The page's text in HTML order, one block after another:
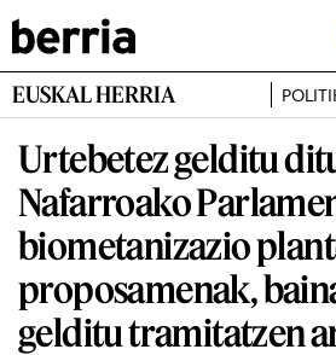
EUSKAL HERRIA
Urtebetez gelditu
Nafarroako
biometanizazio
proposamenak,
gelditu tramitatzen